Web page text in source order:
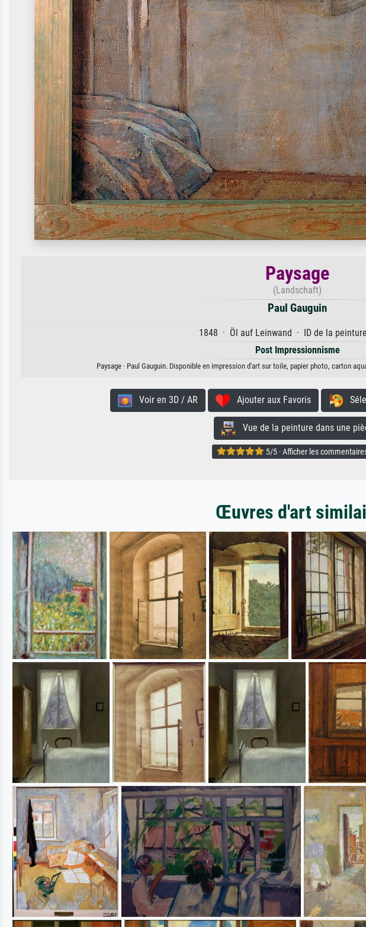
Paysage
(Landschaft)
Paul Gauguin
1848 · Öl auf Leinwand · ID de la
Post Impressionnisme
Paysage · Paul Gauguin. Disponible en impression d'art sur toile, papier photo, carton
Voir en 3D / AR Ajouter aux Favoris
Vue de la peinture dans une
5/5 · Afficher les
Œuvres d'art